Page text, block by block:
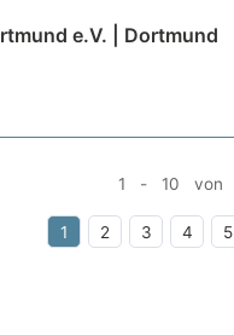
e.V. | Dortmund
1 - 10 von
1 2 3 4 5